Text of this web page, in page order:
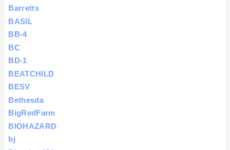
Barretts
BASIL
BB-4
BC
BD-1
BEATCHILD
BESV
Bethesda
BigRedFarm
BIOHAZARD
bj